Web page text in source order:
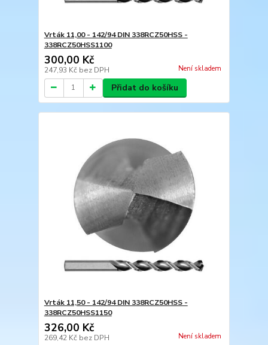
Vrták 11,00 - 142/94 DIN 338RCZ50HSS -
338RCZ50HSS1100
300,00 Kč
247,93 Kč bez DPH Není skladem
Přidat do košíku
Vrták 11,50 - 142/94 DIN 338RCZ50HSS -
338RCZ50HSS1150
326,00 Kč
269,42 Kč bez DPH Není skladem